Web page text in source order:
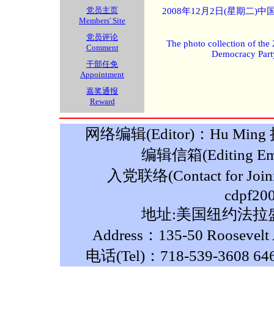
党员主页
Members' Site
党员评论
Comment
干部任免
Appointment
嘉奖通报
Reward
2008年12月2日(星期二)中
The photo collection of the
Democracy
网络编辑(Editor)：Hu Ming
编辑信箱(Editing
入党联络(Contact for
地址:美国纽约法拉
Address：135-50
电话(Tel)：718-539-3608